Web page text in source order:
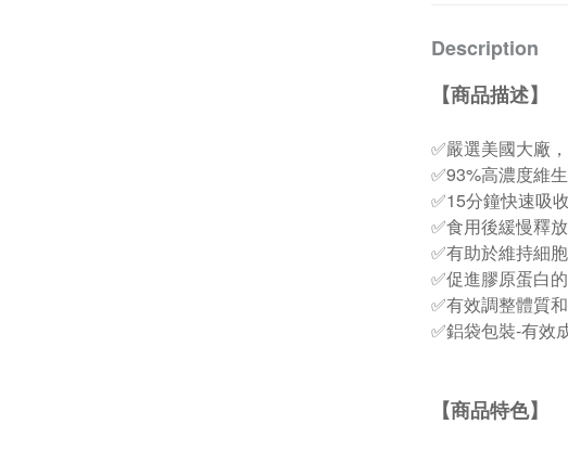
Description
【商品描述】
✅嚴選美國大廠
✅93%高濃度維
✅15分鐘快速吸
✅食用後緩慢釋
✅有助於維持細
✅促進膠原蛋白
✅有效調整體質
✅鋁袋包裝-有效
【商品特色】